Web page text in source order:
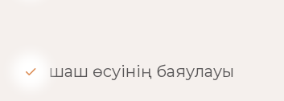
шаш өсуінің баяулауы